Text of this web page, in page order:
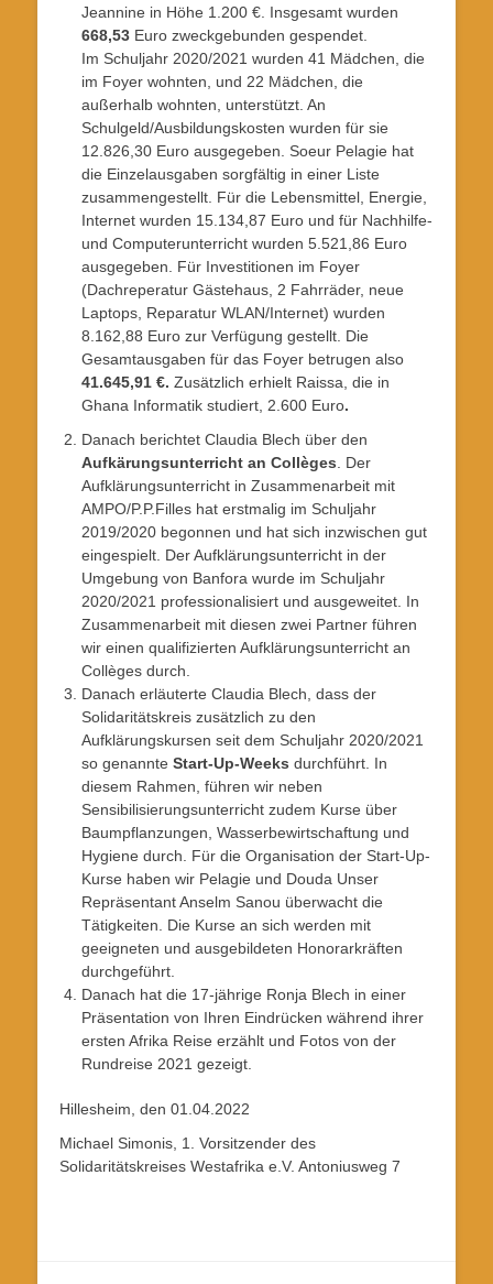
Jeannine in Höhe 1.200 €. Insgesamt wurden
668,53 Euro zweckgebunden gespendet.
Im Schuljahr 2020/2021 wurden 41 Mädchen, die
im Foyer wohnten, und 22 Mädchen, die
außerhalb wohnten, unterstützt. An
Schulgeld/Ausbildungskosten wurden für sie
12.826,30 Euro ausgegeben. Soeur Pelagie hat
die Einzelausgaben sorgfältig in einer Liste
zusammengestellt. Für die Lebensmittel, Energie,
Internet wurden 15.134,87 Euro und für Nachhilfe-
und Computerunterricht wurden 5.521,86 Euro
ausgegeben. Für Investitionen im Foyer
(Dachreperatur Gästehaus, 2 Fahrräder, neue
Laptops, Reparatur WLAN/Internet) wurden
8.162,88 Euro zur Verfügung gestellt. Die
Gesamtausgaben für das Foyer betrugen also
41.645,91 €. Zusätzlich erhielt Raissa, die in
Ghana Informatik studiert, 2.600 Euro.
Danach berichtet Claudia Blech über den
Aufkärungsunterricht an Collèges . Der
Aufklärungsunterricht in Zusammenarbeit mit
AMPO/P.P.Filles hat erstmalig im Schuljahr
2019/2020 begonnen und hat sich inzwischen gut
eingespielt. Der Aufklärungsunterricht in der
Umgebung von Banfora wurde im Schuljahr
2020/2021 professionalisiert und ausgeweitet. In
Zusammenarbeit mit diesen zwei Partner führen
wir einen qualifizierten Aufklärungsunterricht an
Collèges durch.
Danach erläuterte Claudia Blech, dass der
Solidaritätskreis zusätzlich zu den
Aufklärungskursen seit dem Schuljahr 2020/2021
so genannte Start-Up-Weeks durchführt. In
diesem Rahmen, führen wir neben
Sensibilisierungsunterricht zudem Kurse über
Baumpflanzungen, Wasserbewirtschaftung und
Hygiene durch. Für die Organisation der Start-Up-
Kurse haben wir Pelagie und Douda Unser
Repräsentant Anselm Sanou überwacht die
Tätigkeiten. Die Kurse an sich werden mit
geeigneten und ausgebildeten Honorarkräften
durchgeführt.
Danach hat die 17-jährige Ronja Blech in einer
Präsentation von Ihren Eindrücken während ihrer
ersten Afrika Reise erzählt und Fotos von der
Rundreise 2021 gezeigt.
Hillesheim, den 01.04.2022
Michael Simonis, 1. Vorsitzender des
Solidaritätskreises Westafrika e.V. Antoniusweg 7